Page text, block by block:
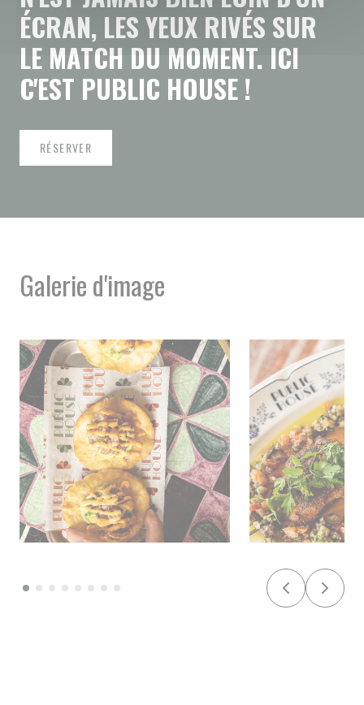
ÉCRAN, LESYEUX RIVÉS SUR
LE MATCH DU MOMENT. ICI
C'EST PUBLIC HOUSE!
RÉSERVER
Galerie d'image